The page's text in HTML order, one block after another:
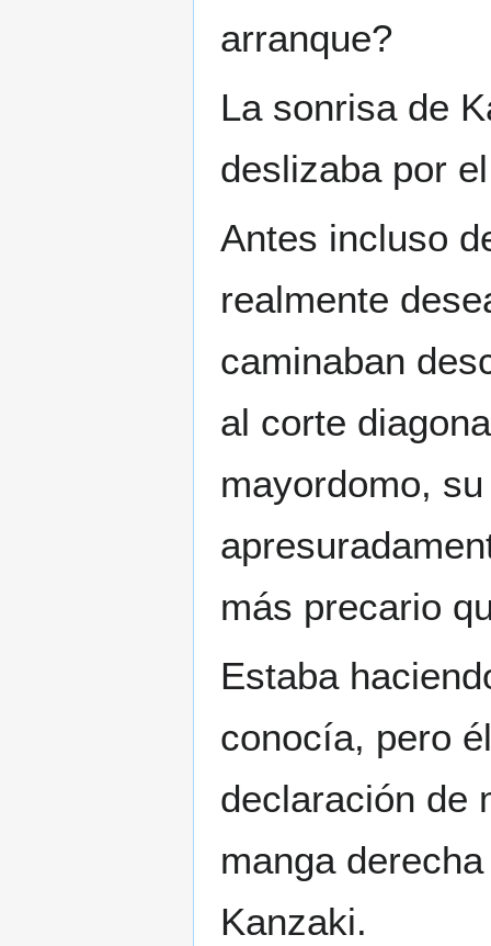
arranque?
La sonrisa de
deslizaba por
Antes incluso
realmente
caminaban
al corte
mayordomo,
más precario
Estaba
conocía, pero
declaración de
manga
Kanzaki.